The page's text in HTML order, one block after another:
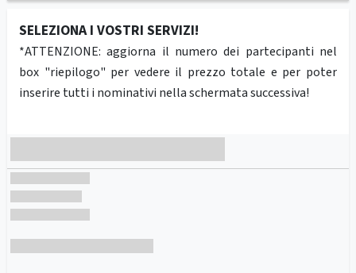
SELEZIONA I VOSTRI SERVIZI!
*ATTENZIONE: aggiorna il numero dei partecipanti nel
box "riepilogo" per vedere il prezzo totale e per poter
inserire tutti i nominativi nella schermata successiva!